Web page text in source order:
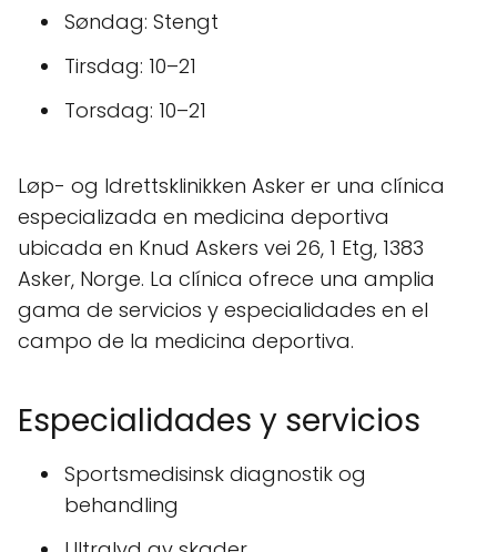
Søndag: Stengt
Tirsdag: 10–21
Torsdag: 10–21
Løp- og Idrettsklinikken Asker er una clínica
especializada en medicina deportiva
ubicada en Knud Askers vei 26, 1 Etg, 1383
Asker, Norge. La clínica ofrece una amplia
gama de servicios y especialidades en el
campo de la medicina deportiva.
Especialidades y servicios
Sportsmedisinsk diagnostik og
behandling